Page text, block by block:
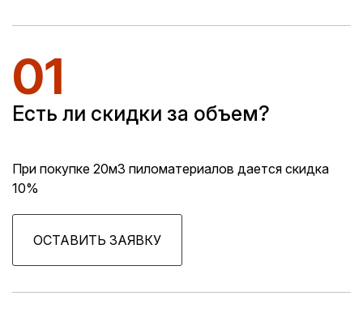
01
Есть ли скидки за объем?
При покупке 20м3 пиломатериалов дается скидка
10%
ОСТАВИТЬ ЗАЯВКУ